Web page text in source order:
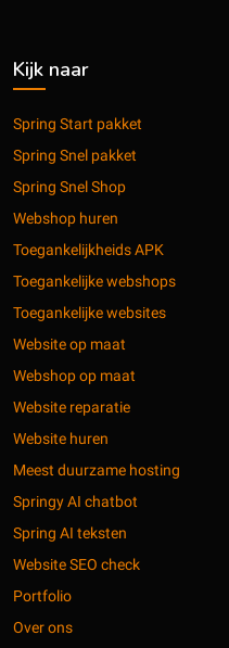
Kijk naar
Spring Start pakket
Spring Snel pakket
Spring Snel Shop
Webshop huren
Toegankelijkheids APK
Toegankelijke webshops
Toegankelijke websites
Website op maat
Webshop op maat
Website reparatie
Website huren
Meest duurzame hosting
Springy AI chatbot
Spring AI teksten
Website SEO check
Portfolio
Over ons